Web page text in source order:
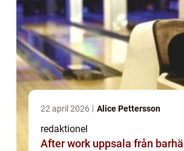
22 april 2026 Alice Pettersson
redaktionel
After work uppsala från barhäng till